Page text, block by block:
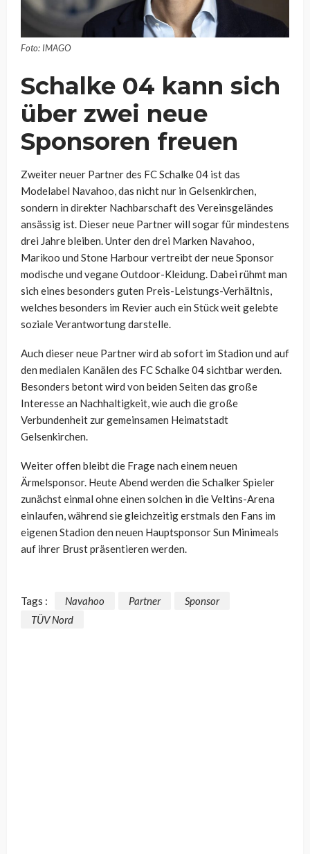
Foto: IMAGO
Schalke 04 kann sich
über zwei neue
Sponsoren freuen
Zweiter neuer Partner des FC Schalke 04 ist das
Modelabel Navahoo, das nicht nur in Gelsenkirchen,
sondern in direkter Nachbarschaft des Vereinsgeländes
ansässig ist. Dieser neue Partner will sogar für mindestens
drei Jahre bleiben. Unter den drei Marken Navahoo,
Marikoo und Stone Harbour vertreibt der neue Sponsor
modische und vegane Outdoor-Kleidung. Dabei rühmt man
sich eines besonders guten Preis-Leistungs-Verhältnis,
welches besonders im Revier auch ein Stück weit gelebte
soziale Verantwortung darstelle.
Auch dieser neue Partner wird ab sofort im Stadion und auf
den medialen Kanälen des FC Schalke 04 sichtbar werden.
Besonders betont wird von beiden Seiten das große
Interesse an Nachhaltigkeit, wie auch die große
Verbundenheit zur gemeinsamen Heimatstadt
Gelsenkirchen.
Weiter offen bleibt die Frage nach einem neuen
Ärmelsponsor. Heute Abend werden die Schalker Spieler
zunächst einmal ohne einen solchen in die Veltins-Arena
einlaufen, während sie gleichzeitig erstmals den Fans im
eigenen Stadion den neuen Hauptsponsor Sun Minimeals
auf ihrer Brust präsentieren werden.
Tags : Navahoo Partner
Sponsor
TÜV Nord